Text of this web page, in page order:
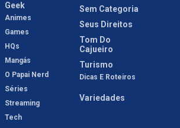
Geek
Animes
Games
HQs
Mangás
O Papai Nerd
Séries
Streaming
Tech
Sem Categoria
Seus Direitos
Tom Do
Cajueiro
Turismo
Dicas E Roteiros
Variedades